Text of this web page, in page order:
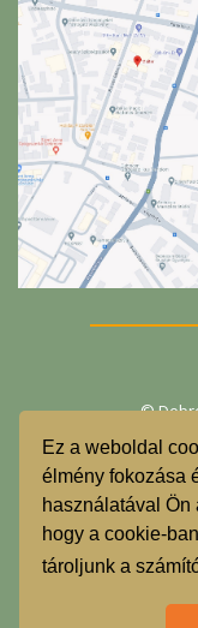
Ez a weboldal
élmény fokozása
használatával Ön
hogy a cookie-
tároljunk a
©